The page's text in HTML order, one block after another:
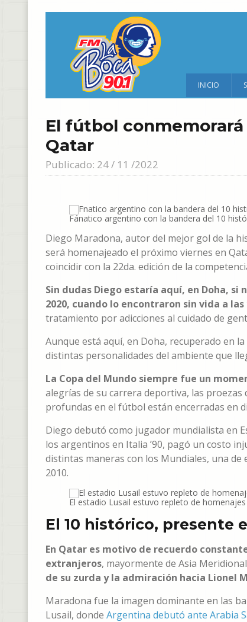
INICIO
El fútbol
Qatar
Publicado: 24 / 11 /2022
Fánatico argentino con la bandera del 10
Diego Maradona, autor del mejor gol de la
será homenajeado el próximo viernes en
coincidir con la 22da. edición de la
Sin dudas Diego estaría aquí, en Doha,
2020, cuando lo encontraron sin vida a
tratamiento por adicciones al cuidado de
Aunque está aquí, en Doha, recuperado en
distintas personalidades del ambiente que
La Copa del Mundo siempre fue un
alegrías de su carrera deportiva, las
profundas en el fútbol están encerradas en
Diego debutó como jugador mundialista en
los argentinos en Italia ’90, pagó un costo
distintas maneras con los Mundiales, una
2010.
El estadio Lusail estuvo repleto de
El 10 histórico, presente
En Qatar es motivo de recuerdo
extranjeros, mayormente de Asia
de su zurda y la admiración hacia Lionel
Maradona fue la imagen dominante en las
Lusail, donde Argentina debutó ante Arabia